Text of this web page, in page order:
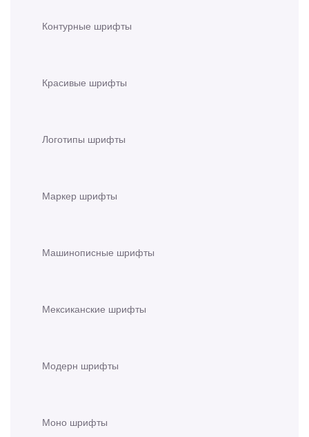
Контурные шрифты
Красивые шрифты
Логотипы шрифты
Маркер шрифты
Машинописные шрифты
Мексиканские шрифты
Модерн шрифты
Моно шрифты